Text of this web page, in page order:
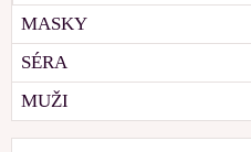
MASKY
SÉRA
MUŽI